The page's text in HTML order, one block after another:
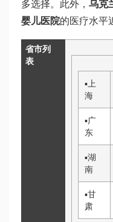
多选择。此外， 乌克
婴儿医院的医疗水平
省市列
表
▪上
海
▪广
东
▪湖
南
▪甘
肃